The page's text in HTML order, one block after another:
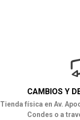
CAMBIOS Y
Tienda física en Av.
Condes o a